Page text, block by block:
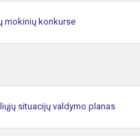
mokinių konkurse
situacijų valdymo planas